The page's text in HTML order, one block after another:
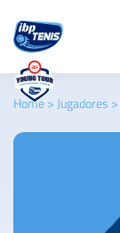
Home> Jugadores >